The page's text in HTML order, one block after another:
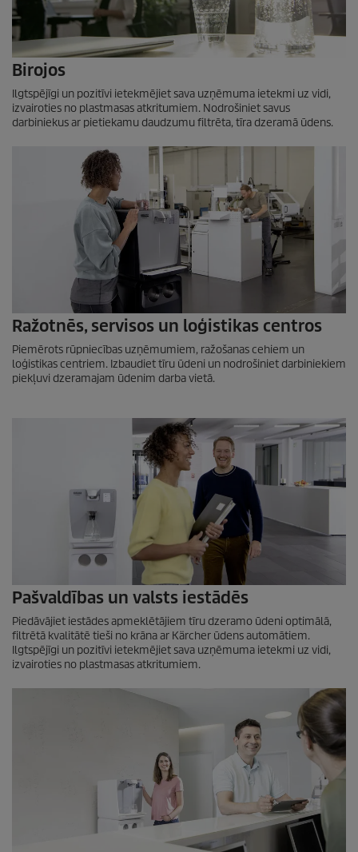
Birojos
Ilgtspējīgi un pozitīvi ietekmējiet sava uzņēmuma ietekmi uz vidi,
izvairoties no plastmasas atkritumiem. Nodrošiniet savus
darbiniekus ar pietiekamu daudzumu filtrēta, tīra dzeramā ūdens.
Ražotnēs, servisos un loģistikas centros
Piemērots rūpniecības uzņēmumiem, ražošanas cehiem un
loģistikas centriem. Izbaudiet tīru ūdeni un nodrošiniet darbiniekiem
piekļuvi dzeramajam ūdenim darba vietā.
Pašvaldības un valsts iestādēs
Piedāvājiet iestādes apmeklētājiem tīru dzeramo ūdeni optimālā,
filtrētā kvalitātē tieši no krāna ar Kärcher ūdens automātiem.
Ilgtspējīgi un pozitīvi ietekmējiet sava uzņēmuma ietekmi uz vidi,
izvairoties no plastmasas atkritumiem.